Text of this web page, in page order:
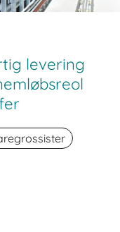
levering